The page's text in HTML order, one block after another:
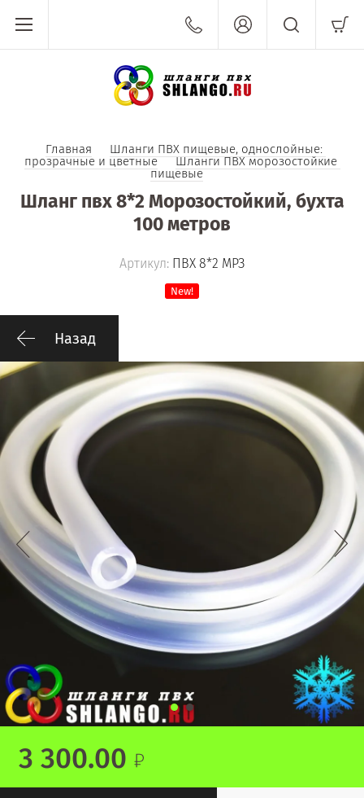
Главная
Шланги ПВХ пищевые, однослойные:
прозрачные и цветные
Шланги ПВХ морозостойкие
пищевые
Шланг пвх 8*2 Морозостойкий, бухта
100 метров
Артикул: ПВХ 8*2 МРЗ
New!
Назад
3 300.00